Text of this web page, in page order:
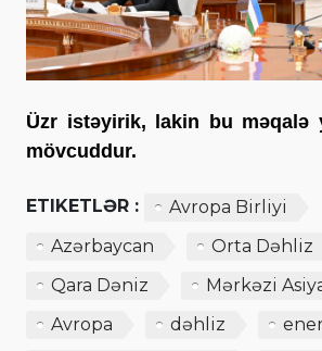
Üzr istəyirik, lakin bu məqalə
mövcuddur.
ETIKETLƏR :
Avropa Birliyi
Azərbaycan
Orta Dəhliz
Qara Dəniz
Mərkəzi
Avropa
dəhliz